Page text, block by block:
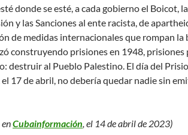
donde se esté, a cada gobierno el Boicot, la
y las Sanciones al ente racista, de
de medidas internacionales que rompan la
construyendo prisiones en 1948, prisiones
destruir al Pueblo Palestino. El día del
17 de abril, no debería quedar nadie sin
Cubainformación, el 14 de abril de 2023)